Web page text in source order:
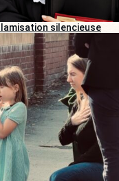
silencieuse